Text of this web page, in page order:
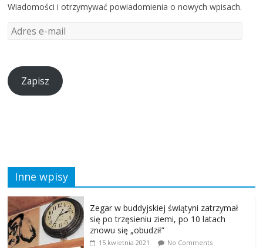
Wiadomości i otrzymywać powiadomienia o nowych wpisach.
Zapisz
Inne wpisy
Zegar w buddyjskiej świątyni zatrzymał
się po trzęsieniu ziemi, po 10 latach
znowu się „obudził”
15 kwietnia 2021 No Comments